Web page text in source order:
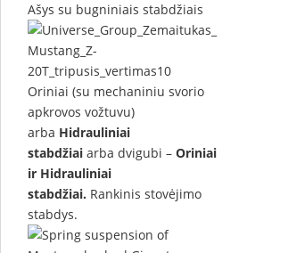
Ašys su bugniniais stabdžiais
Oriniai (su mechaniniu svorio
apkrovos vožtuvu)
arba Hidrauliniai
stabdžiai arba dvigubi – Oriniai
ir Hidrauliniai
stabdžiai. Rankinis stovėjimo
stabdys.